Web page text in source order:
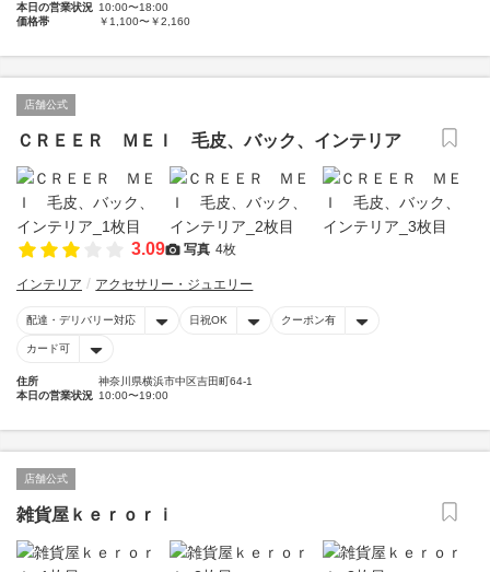
本日の営業状況 10:00〜18:00
価格帯
￥1,100〜￥2,160
店舗公式
ＣＲＥＥＲ ＭＥＩ 毛皮、バック、インテリア
3.09 写真 4枚
インテリア アクセサリー・ジュエリー
配達・デリバリー対応 日祝OK クーポン有
カード可
住所
神奈川県横浜市中区吉田町64-1
本日の営業状況 10:00〜19:00
店舗公式
雑貨屋ｋｅｒｏｒｉ